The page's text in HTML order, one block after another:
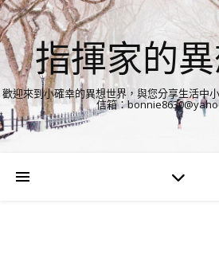
指揮家的
歡迎來到小確幸的異想世界，與您分享生活中
信箱：